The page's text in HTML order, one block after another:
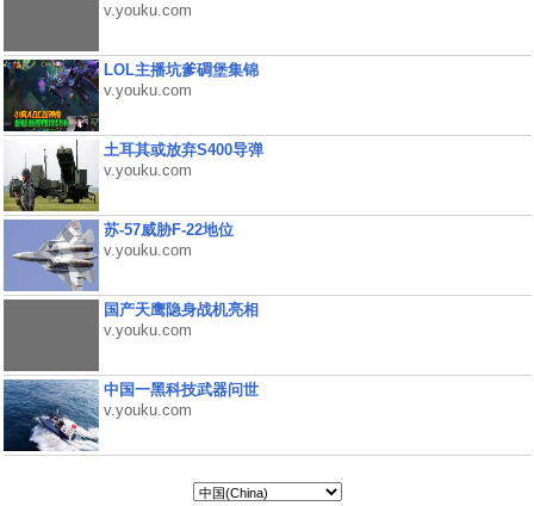
v.youku.com
LOL主播坑爹碉堡集锦
v.youku.com
土耳其或放弃S400导弹
v.youku.com
苏-57威胁F-22地位
v.youku.com
国产天鹰隐身战机亮相
v.youku.com
中国一黑科技武器问世
v.youku.com